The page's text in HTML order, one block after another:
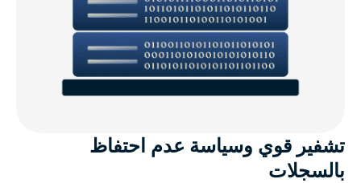
تشفير قوي وسياسة عدم احتفاظ
بالسجلات